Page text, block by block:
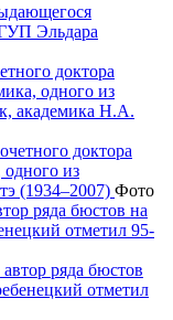
Эльдара
доктора
из
(1934–2007) Фото
ряда бюстов
отметил